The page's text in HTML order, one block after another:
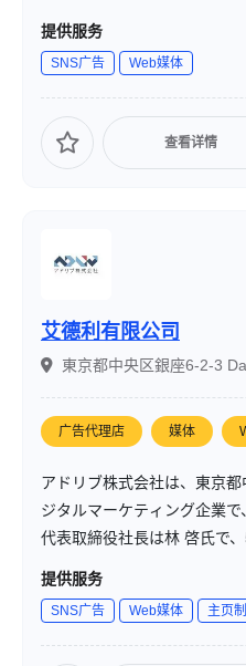
ーケティング支援、SaaSマ
の最大化を目指しています。
提供服务
SNS广告 Web媒体
查看详情
艾德利有限公司
東京都中央区銀座6-2-3
广告代理店 媒体
アドリブ株式会社は、東京
ジタルマーケティング企業で
代表取締役社長は林 啓氏で
グ経験とネットメディア運営
援を行っています。
提供服务
SNS广告 Web媒体 主页